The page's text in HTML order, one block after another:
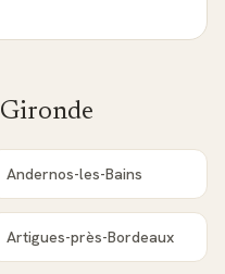
Gironde
Andernos-les-Bains
Artigues-près-Bordeaux